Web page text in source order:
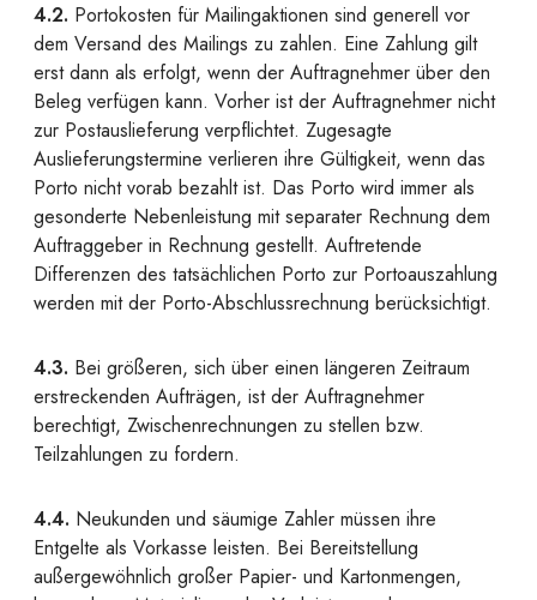
4.2. Portokosten für Mailingaktionen sind generell vor
dem Versand des Mailings zu zahlen. Eine Zahlung gilt
erst dann als erfolgt, wenn der Auftragnehmer über den
Beleg verfügen kann. Vorher ist der Auftragnehmer nicht
zur Postauslieferung verpflichtet. Zugesagte
Auslieferungstermine verlieren ihre Gültigkeit, wenn das
Porto nicht vorab bezahlt ist. Das Porto wird immer als
gesonderte Nebenleistung mit separater Rechnung dem
Auftraggeber in Rechnung gestellt. Auftretende
Differenzen des tatsächlichen Porto zur Portoauszahlung
werden mit der Porto-Abschlussrechnung berücksichtigt.
4.3. Bei größeren, sich über einen längeren Zeitraum
erstreckenden Aufträgen, ist der Auftragnehmer
berechtigt, Zwischenrechnungen zu stellen bzw.
Teilzahlungen zu fordern.
4.4. Neukunden und säumige Zahler müssen ihre
Entgelte als Vorkasse leisten. Bei Bereitstellung
außergewöhnlich großer Papier- und Kartonmengen,